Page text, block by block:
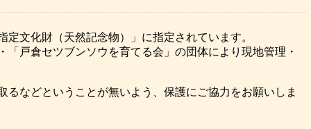
文化財（天然記念物）」に指定されています。
「戸倉セツブンソウを育てる会」の団体により現地管理・
るなどということが無いよう、保護にご協力をお願いしま